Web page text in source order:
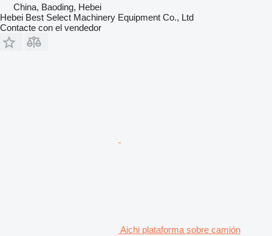
China, Baoding, Hebei
Hebei Best Select Machinery Equipment Co., Ltd
Contacte con el vendedor
Aichi plataforma sobre camión